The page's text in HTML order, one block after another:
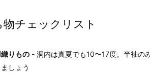
物チェックリスト
りもの - 洞内は真夏でも10〜17度。半袖の
しょう